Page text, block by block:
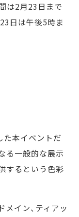
は2月23日まで
日は午後5時ま
本イベントだ
る一般的な展示
するという色彩
イン、ティアッ